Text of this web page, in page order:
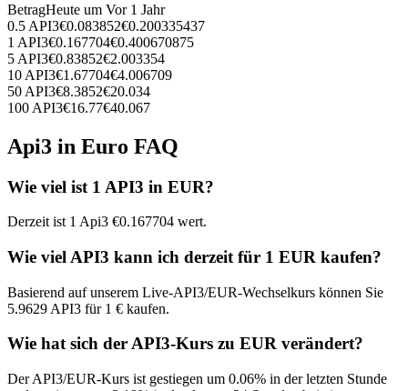
BetragHeute um Vor 1 Jahr
0.5 API3€0.083852€0.200335437
1 API3€0.167704€0.400670875
5 API3€0.83852€2.003354
10 API3€1.67704€4.006709
50 API3€8.3852€20.034
100 API3€16.77€40.067
Api3 in Euro FAQ
Wie viel ist 1 API3 in EUR?
Derzeit ist 1 Api3 €0.167704 wert.
Wie viel API3 kann ich derzeit für 1 EUR kaufen?
Basierend auf unserem Live-API3/EUR-Wechselkurs können Sie
5.9629 API3 für 1 € kaufen.
Wie hat sich der API3-Kurs zu EUR verändert?
Der API3/EUR-Kurs ist gestiegen um 0.06% in der letzten Stunde